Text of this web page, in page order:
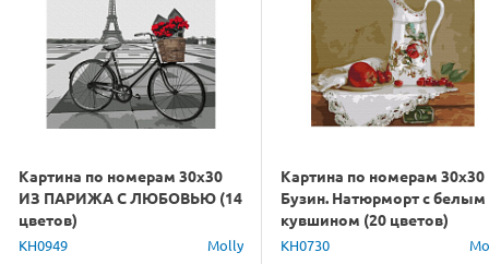
Картина по номерам 30х30
ИЗ ПАРИЖА С ЛЮБОВЬЮ (14
цветов)
KH0949 Molly
Картина по номерам 30х30
Бузин. Натюрморт с белым
кувшином (20 цветов)
KH0730